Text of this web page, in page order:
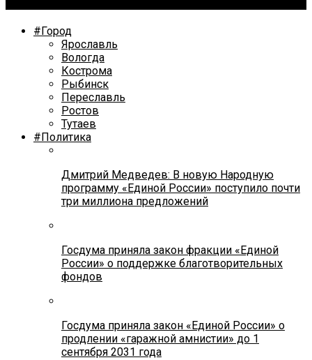
#Город
Ярославль
Вологда
Кострома
Рыбинск
Переславль
Ростов
Тутаев
#Политика
Дмитрий Медведев: В новую Народную
программу «Единой России» поступило почти
три миллиона предложений
Госдума приняла закон фракции «Единой
России» о поддержке благотворительных
фондов
Госдума приняла закон «Единой России» о
продлении «гаражной амнистии» до 1
сентября 2031 года